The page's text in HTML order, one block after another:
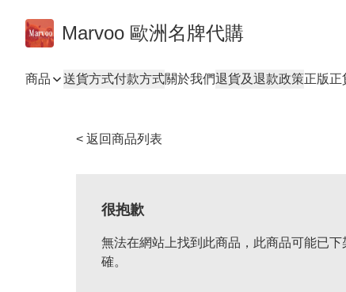
Marvoo 歐洲名牌代購
商品 送貨方式付款方式關於我們退貨及退款政策正版正
< 返回商品列表
很抱歉
無法在網站上找到此商品，此商品可能已
確。